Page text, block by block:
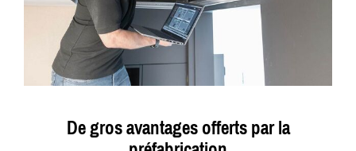
De gros avantages offerts par la